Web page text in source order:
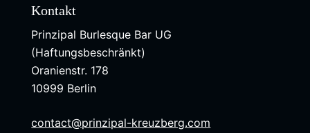
Kontakt
Prinzipal Burlesque Bar UG
(Haftungsbeschränkt)
Oranienstr. 178
10999 Berlin
contact@prinzipal-kreuzberg.com